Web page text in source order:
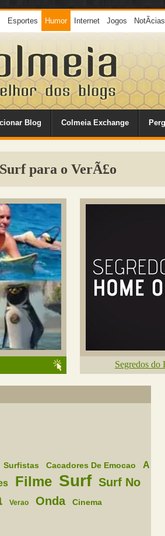
Esportes Humor Internet Jogos NotÃ­cias
Blog Colmeia Exchange
para o VerÃ£o
Segredos
Surfistas Cacadores De Emocao
A
Filme Surf Surf No
Verao Onda Cinema